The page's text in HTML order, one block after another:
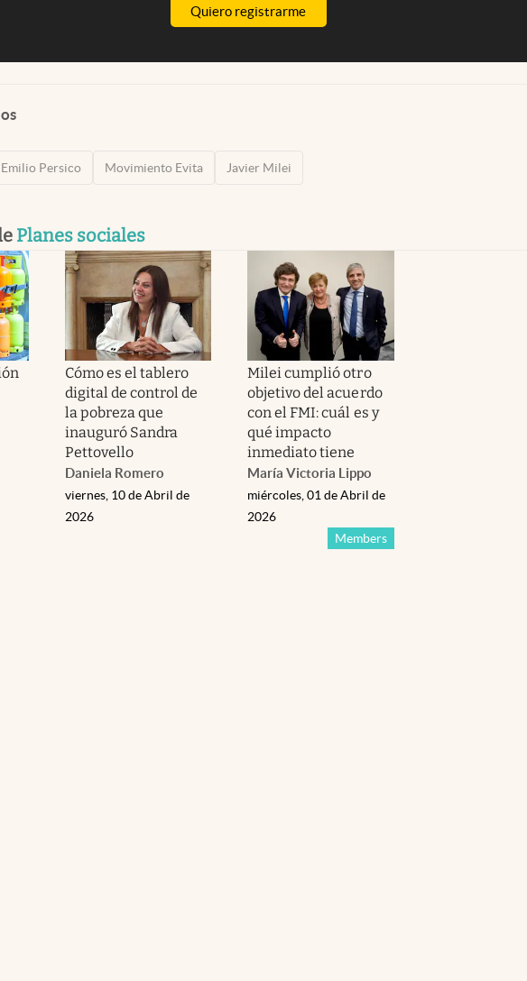
Quiero registrarme
Emilio Persico Movimiento Evita Javier Milei
Planes sociales
Cómo es el tablero
digital de control de
la pobreza que
inauguró Sandra
Pettovello
Daniela Romero
viernes, 10 de Abril de
2026
Milei cumplió otro
objetivo del acuerdo
con el FMI: cuál es y
qué impacto
inmediato tiene
María Victoria Lippo
Members
miércoles, 01 de Abril de
2026